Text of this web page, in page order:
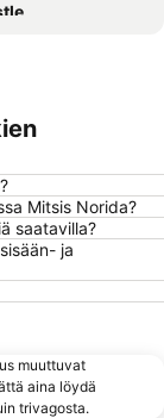
Beach
Mitsis Norida?
saatavilla?
ja
muuttuvat
aina löydä
trivagosta.